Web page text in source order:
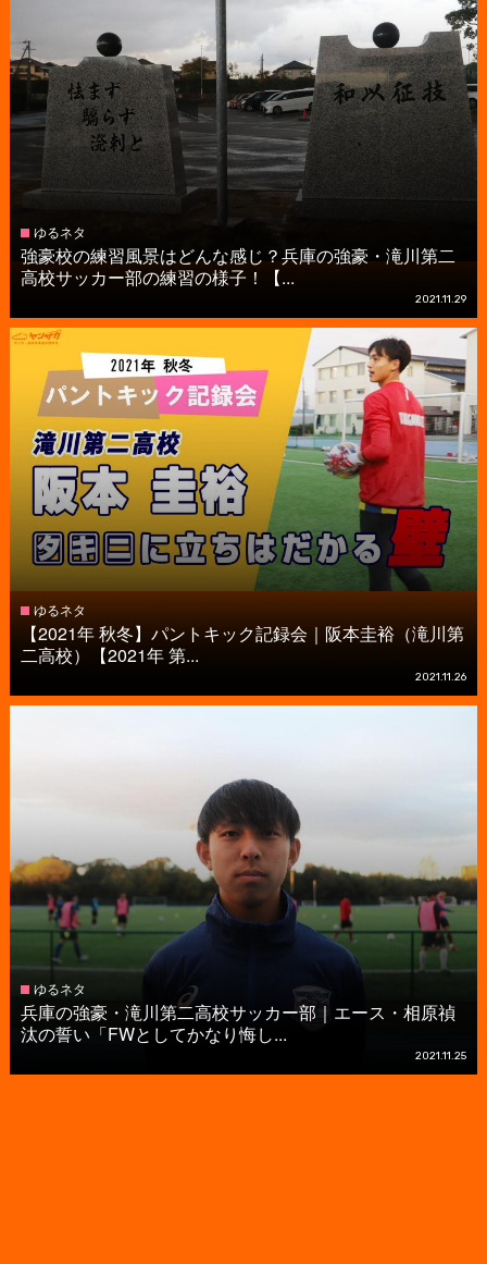
ゆるネタ
強豪校の練習風景はどんな感じ？兵庫の強豪・滝川第二
高校サッカー部の練習の様子！【...
2021.11.29
ゆるネタ
【2021年 秋冬】パントキック記録会｜阪本圭裕（滝川第
二高校）【2021年 第...
2021.11.26
ゆるネタ
兵庫の強豪・滝川第二高校サッカー部｜エース・相原禎
汰の誓い「FWとしてかなり悔し...
2021.11.25